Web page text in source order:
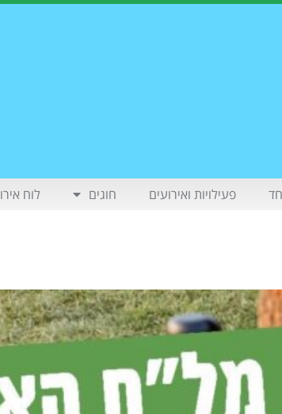
פעילויות ואירועים חוגים לוח